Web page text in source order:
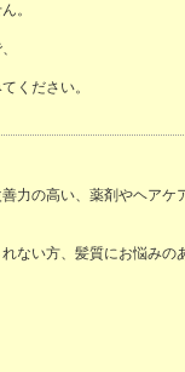
。
ください。
力の高い、薬剤やヘアケ
ない方、髪質にお悩みの